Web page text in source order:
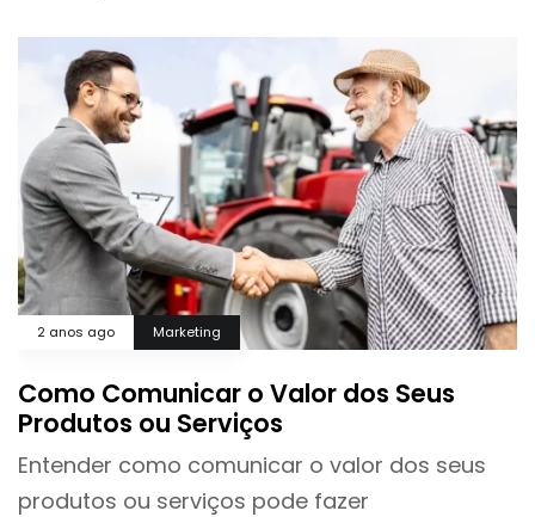
2 anos ago Marketing
Como Comunicar o Valor dos Seus
Produtos ou Serviços
Entender como comunicar o valor dos seus
produtos ou serviços pode fazer